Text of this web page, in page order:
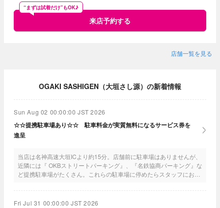
来店予約する
“まずは試着だけ”もOK♪
店舗一覧を見る
OGAKI SASHIGEN（大垣さし源）の新着情報
Sun Aug 02 00:00:00 JST 2026
☆☆提携駐車場あり☆☆ 駐車料金が実質無料になるサービス券を
進呈
当店は名神高速大垣ICより約15分。店舗前に駐車場はありませんが、
近隣には『 OKBストリートパーキング』、『名鉄協商パーキング』な
ど提携駐車場がたくさん。これらの駐車場に停めたらスタッフにお申
になりますよ♪ また4台限定の当店専用ガレージもあり。 詳しくは
お電話いただくか当店の公式ホームページをご覧ください。
Fri Jul 31 00:00:00 JST 2026